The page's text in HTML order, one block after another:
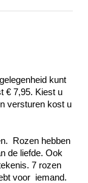
kunt
€ 7,95. Kiest u
versturen kost u
Rozen hebben
de liefde. Ook
7 rozen
voor  iemand.